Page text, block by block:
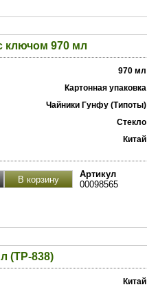
ключом 970 мл
970 мл
Картонная упаковка
Чайники Гунфу (Типоты)
Стекло
Китай
Артикул
00098565
(TP-838)
Китай